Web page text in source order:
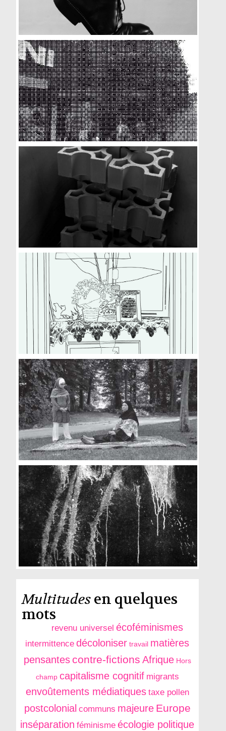
Multitudesen quelques
mots
revenu universel écoféminismes
intermittence décoloniser travail matières
pensantes contre-fictions Afrique Hors
champ capitalisme cognitif migrants
envoûtements médiatiques taxe pollen
postcolonial communs majeure Europe
inséparation féminisme écologie politique